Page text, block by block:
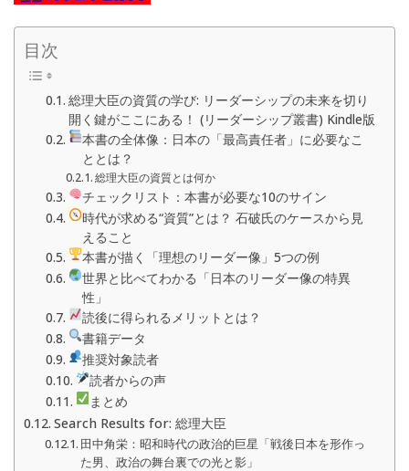
目次
総理大臣の資質の学び: リーダーシップの未来を切り
開く鍵がここにある！ (リーダーシップ叢書) Kindle版
本書の全体像：日本の「最高責任者」に必要なこ
ととは？
総理大臣の資質とは何か
チェックリスト：本書が必要な10のサイン
時代が求める“資質”とは？ 石破氏のケースから見
えること
本書が描く「理想のリーダー像」5つの例
世界と比べてわかる「日本のリーダー像の特異
性」
読後に得られるメリットとは？
書籍データ
推奨対象読者
読者からの声
まとめ
Search Results for: 総理大臣
田中角栄：昭和時代の政治的巨星「戦後日本を形作っ
た男、政治の舞台裏での光と影」